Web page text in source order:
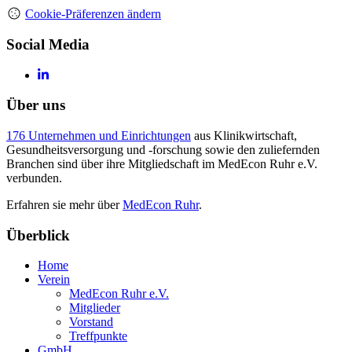
Cookie-Präferenzen ändern
Social Media
Über uns
176 Unternehmen und Einrichtungen aus Klinikwirtschaft,
Gesundheitsversorgung und -forschung sowie den zuliefernden
Branchen sind über ihre Mitgliedschaft im MedEcon Ruhr e.V.
verbunden.
Erfahren sie mehr überMedEcon Ruhr.
Überblick
Home
Verein
MedEcon Ruhr e.V.
Mitglieder
Vorstand
Treffpunkte